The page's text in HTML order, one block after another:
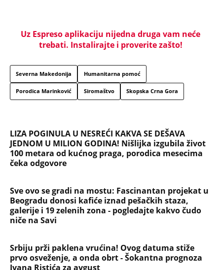
Uz Espreso aplikaciju nijedna druga vam neće
trebati. Instalirajte i proverite zašto!
Severna Makedonija Humanitarna pomoć
Porodica Marinković Siromaštvo Skopska Crna Gora
LIZA POGINULA U NESREĆI KAKVA SE DEŠAVA
JEDNOM U MILION GODINA! Nišlijka izgubila život
100 metara od kućnog praga, porodica mesecima
čeka odgovore
Sve ovo se gradi na mostu: Fascinantan projekat u
Beogradu donosi kafiće iznad pešačkih staza,
galerije i 19 zelenih zona - pogledajte kakvo čudo
niče na Savi
Srbiju prži paklena vrućina! Ovog datuma stiže
prvo osveženje, a onda obrt - Šokantna prognoza
Ivana Ristića za avgust